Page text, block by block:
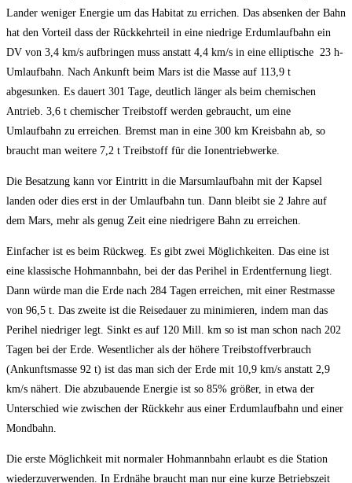
Lander weniger Energie um das Habitat zu errichen. Das absenken der Bahn
hat den Vorteil dass der Rückkehrteil in eine niedrige Erdumlaufbahn ein
DV von 3,4 km/s aufbringen muss anstatt 4,4 km/s in eine elliptische 23 h-
Umlaufbahn. Nach Ankunft beim Mars ist die Masse auf 113,9 t
abgesunken. Es dauert 301 Tage, deutlich länger als beim chemischen
Antrieb. 3,6 t chemischer Treibstoff werden gebraucht, um eine
Umlaufbahn zu erreichen. Bremst man in eine 300 km Kreisbahn ab, so
braucht man weitere 7,2 t Treibstoff für die Ionentriebwerke.
Die Besatzung kann vor Eintritt in die Marsumlaufbahn mit der Kapsel
landen oder dies erst in der Umlaufbahn tun. Dann bleibt sie 2 Jahre auf
dem Mars, mehr als genug Zeit eine niedrigere Bahn zu erreichen.
Einfacher ist es beim Rückweg. Es gibt zwei Möglichkeiten. Das eine ist
eine klassische Hohmannbahn, bei der das Perihel in Erdentfernung liegt.
Dann würde man die Erde nach 284 Tagen erreichen, mit einer Restmasse
von 96,5 t. Das zweite ist die Reisedauer zu minimieren, indem man das
Perihel niedriger legt. Sinkt es auf 120 Mill. km so ist man schon nach 202
Tagen bei der Erde. Wesentlicher als der höhere Treibstoffverbrauch
(Ankunftsmasse 92 t) ist das man sich der Erde mit 10,9 km/s anstatt 2,9
km/s nähert. Die abzubauende Energie ist so 85% größer, in etwa der
Unterschied wie zwischen der Rückkehr aus einer Erdumlaufbahn und einer
Mondbahn.
Die erste Möglichkeit mit normaler Hohmannbahn erlaubt es die Station
wiederzuverwenden. In Erdnähe braucht man nur eine kurze Betriebszeit